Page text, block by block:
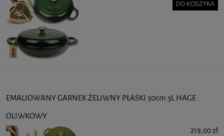
DO KOSZYKA
EMALIOWANY GARNEK ŻELIWNY PŁASKI 30cm 3L HAGE
OLIWKOWY
219,00 zł